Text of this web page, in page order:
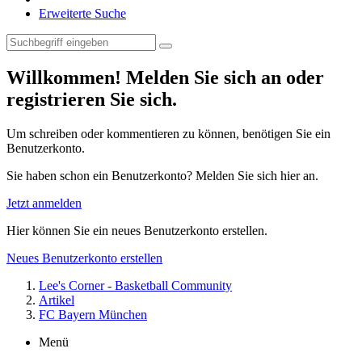
Erweiterte Suche
Willkommen! Melden Sie sich an oder
registrieren Sie sich.
Um schreiben oder kommentieren zu können, benötigen Sie ein
Benutzerkonto.
Sie haben schon ein Benutzerkonto? Melden Sie sich hier an.
Jetzt anmelden
Hier können Sie ein neues Benutzerkonto erstellen.
Neues Benutzerkonto erstellen
Lee's Corner - Basketball Community
Artikel
FC Bayern München
Menü